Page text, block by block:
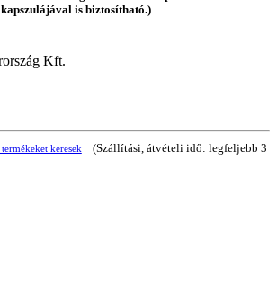
is biztosítható.)
Kft.
keresek
(Szállítási, átvételi idő: legfeljebb 3